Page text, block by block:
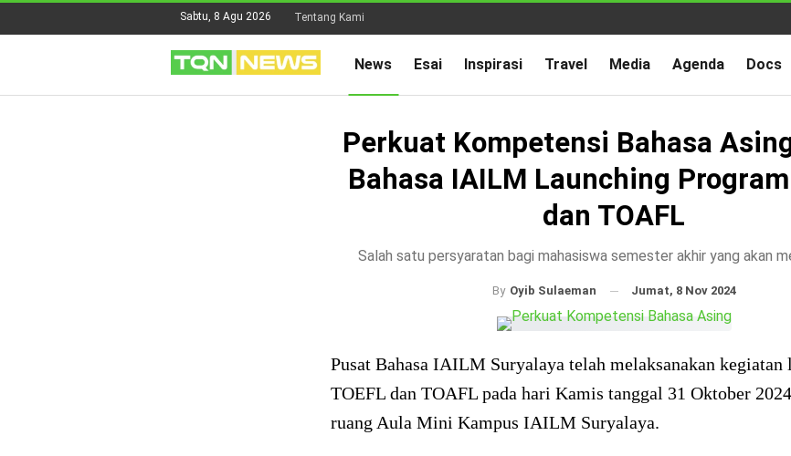
Sabtu, 8 Agu 2026 Tentang Kami
News Esai Inspirasi Travel Media Agenda Docs
Perkuat Kompetensi Bahasa
Bahasa IAILM Launching Program
dan TOAFL
Salah satu persyaratan bagi mahasiswa semester akhir yang akan
By Oyib Sulaeman Jumat, 8 Nov 2024
Pusat Bahasa IAILM Suryalaya telah melaksanakan kegiatan
TOEFL dan TOAFL pada hari Kamis tanggal 31 Oktober
ruang Aula Mini Kampus IAILM Suryalaya.